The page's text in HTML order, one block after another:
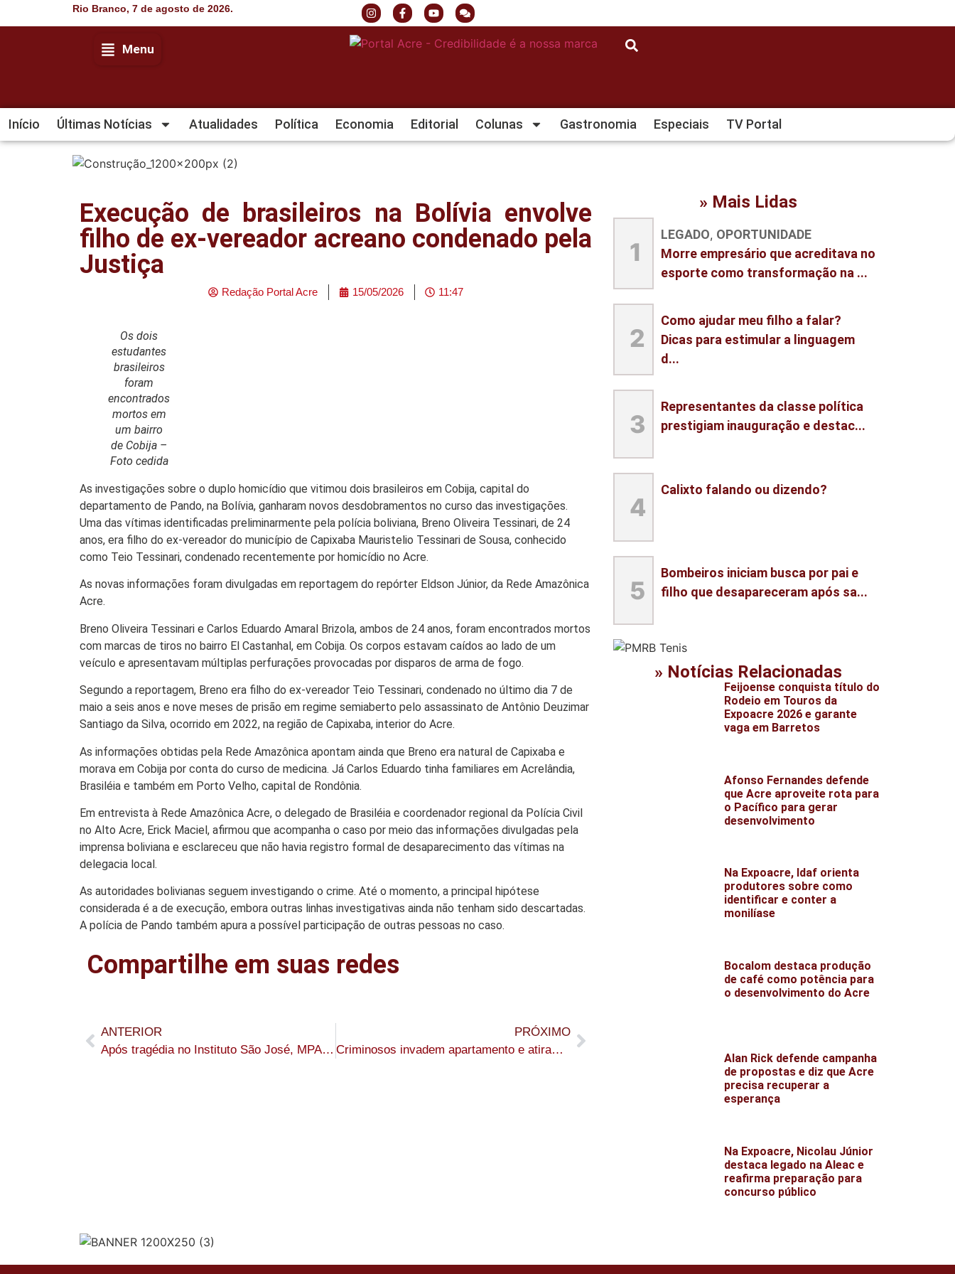
Rio Branco, 7 de agosto de 2026.
Menu
Últimas
Notícias
Agenda
Cultural
Política
Economia
Atos Oficiais
Atualidades
Blogs e
Colunas
Especiais
Gastronomia
TV Portal
Sobre o
Portal Acre
Expediente
Política de
privacidade
Fale com
Portal Acre
Início Últimas Notícias Atualidades Política Economia Editorial Colunas Gastronomia Especiais TV Portal
Execução de brasileiros na Bolívia envolve
filho de ex-vereador acreano condenado pela
Justiça
Redação Portal Acre 15/05/2026 11:47
Os dois
estudantes
brasileiros
foram
encontrados
mortos em
um bairro
de Cobija –
Foto cedida
As investigações sobre o duplo homicídio que vitimou dois brasileiros em Cobija, capital do
departamento de Pando, na Bolívia, ganharam novos desdobramentos no curso das investigações.
Uma das vítimas identificadas preliminarmente pela polícia boliviana, Breno Oliveira Tessinari, de 24
anos, era filho do ex-vereador do município de Capixaba Mauristelio Tessinari de Sousa, conhecido
como Teio Tessinari, condenado recentemente por homicídio no Acre.
As novas informações foram divulgadas em reportagem do repórter Eldson Júnior, da Rede Amazônica
Acre.
Breno Oliveira Tessinari e Carlos Eduardo Amaral Brizola, ambos de 24 anos, foram encontrados mortos
com marcas de tiros no bairro El Castanhal, em Cobija. Os corpos estavam caídos ao lado de um
veículo e apresentavam múltiplas perfurações provocadas por disparos de arma de fogo.
Segundo a reportagem, Breno era filho do ex-vereador Teio Tessinari, condenado no último dia 7 de
maio a seis anos e nove meses de prisão em regime semiaberto pelo assassinato de Antônio Deuzimar
Santiago da Silva, ocorrido em 2022, na região de Capixaba, interior do Acre.
As informações obtidas pela Rede Amazônica apontam ainda que Breno era natural de Capixaba e
morava em Cobija por conta do curso de medicina. Já Carlos Eduardo tinha familiares em Acrelândia,
Brasiléia e também em Porto Velho, capital de Rondônia.
Em entrevista à Rede Amazônica Acre, o delegado de Brasiléia e coordenador regional da Polícia Civil
no Alto Acre, Erick Maciel, afirmou que acompanha o caso por meio das informações divulgadas pela
imprensa boliviana e esclareceu que não havia registro formal de desaparecimento das vítimas na
delegacia local.
As autoridades bolivianas seguem investigando o crime. Até o momento, a principal hipótese
considerada é a de execução, embora outras linhas investigativas ainda não tenham sido descartadas.
A polícia de Pando também apura a possível participação de outras pessoas no caso.
Compartilhe em suas redes
ANTERIOR
Após tragédia no Instituto São José, MPAC recomenda que profissionais de psicologia e assistência social estejam presentes nas escolas
PRÓXIMO
Criminosos invadem apartamento e atiram em morador no Segundo Distrito
» Mais Lidas
1
LEGADO, OPORTUNIDADE
Morre empresário que acreditava no
esporte como transformação na ...
2
Como ajudar meu filho a falar?
Dicas para estimular a linguagem
d...
3
Representantes da classe política
prestigiam inauguração e destac...
4
Calixto falando ou dizendo?
5
Bombeiros iniciam busca por pai e
filho que desapareceram após sa...
» Notícias Relacionadas
Feijoense conquista título do
Rodeio em Touros da
Expoacre 2026 e garante
vaga em Barretos
Afonso Fernandes defende
que Acre aproveite rota para
o Pacífico para gerar
desenvolvimento
Na Expoacre, Idaf orienta
produtores sobre como
identificar e conter a
monilíase
Bocalom destaca produção
de café como potência para
o desenvolvimento do Acre
Alan Rick defende campanha
de propostas e diz que Acre
precisa recuperar a
esperança
Na Expoacre, Nicolau Júnior
destaca legado na Aleac e
reafirma preparação para
concurso público